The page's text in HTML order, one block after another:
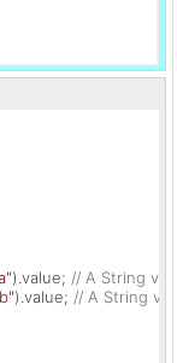
).value; // A String
).value; // A String